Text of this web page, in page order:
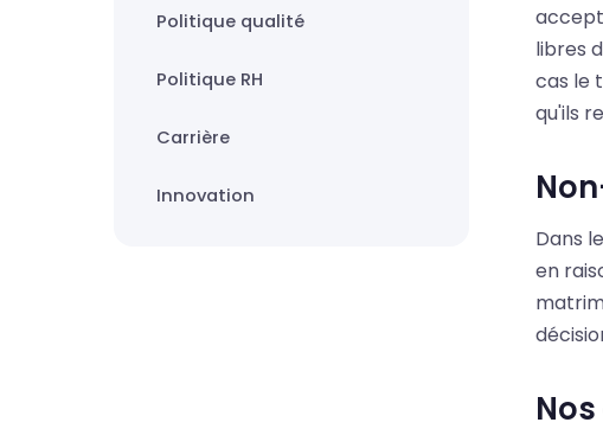
Politique qualité
Politique RH
Carrière
Innovation
libres
cas le
qu'ils
Dans
en